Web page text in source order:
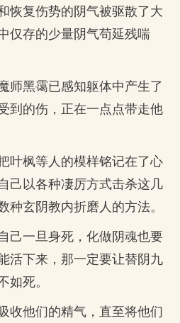
恢复伤势的阴气被驱散了大
仅存的少量阴气苟延残喘
师黑霭已感知躯体中产生了
到的伤，正在一点点带走他
叶枫等人的模样铭记在了心
己以各种凄厉方式击杀这几
玄阴教内折磨人的方法。
己一旦身死，化做阴魂也要
活下来，那一定要让替阴九
死。
收他们的精气，直至将他们